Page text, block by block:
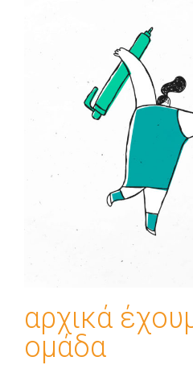
αρχικά
ομάδα